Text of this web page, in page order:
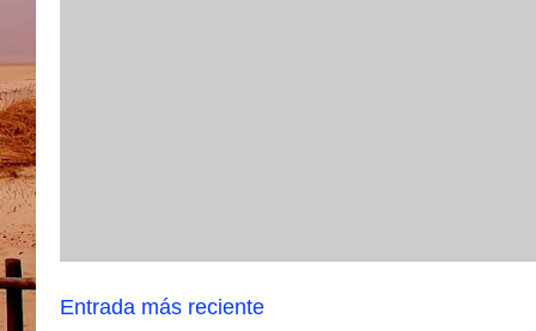
Entrada más reciente